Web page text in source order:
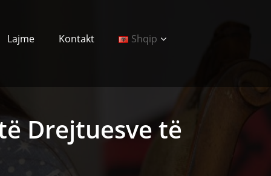
Lajme Kontakt Shqip
Drejtuesve të